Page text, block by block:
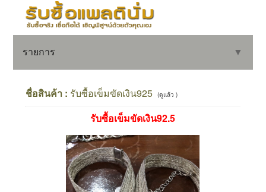
รายการ ▼
ชื่อสินค้า : รับซื้อเข็มขัดเงิน925 (ดูแล้ว )
รับซื้อเข็มขัดเงิน92.5